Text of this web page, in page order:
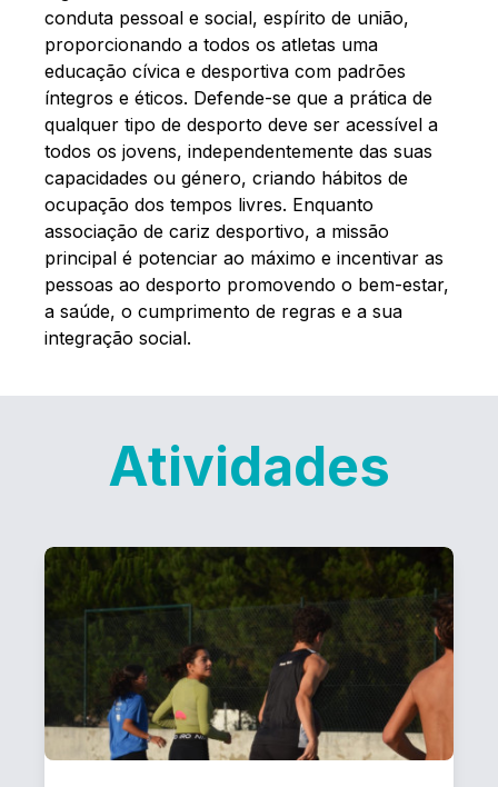
conduta pessoal e social, espírito de união,
proporcionando a todos os atletas uma
educação cívica e desportiva com padrões
íntegros e éticos. Defende-se que a prática de
qualquer tipo de desporto deve ser acessível a
todos os jovens, independentemente das suas
capacidades ou género, criando hábitos de
ocupação dos tempos livres. Enquanto
associação de cariz desportivo, a missão
principal é potenciar ao máximo e incentivar as
pessoas ao desporto promovendo o bem-estar,
a saúde, o cumprimento de regras e a sua
integração social.
Atividades